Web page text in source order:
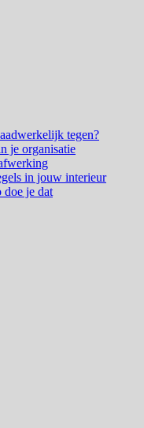
tegen?
je organisatie
in jouw interieur
doe je dat